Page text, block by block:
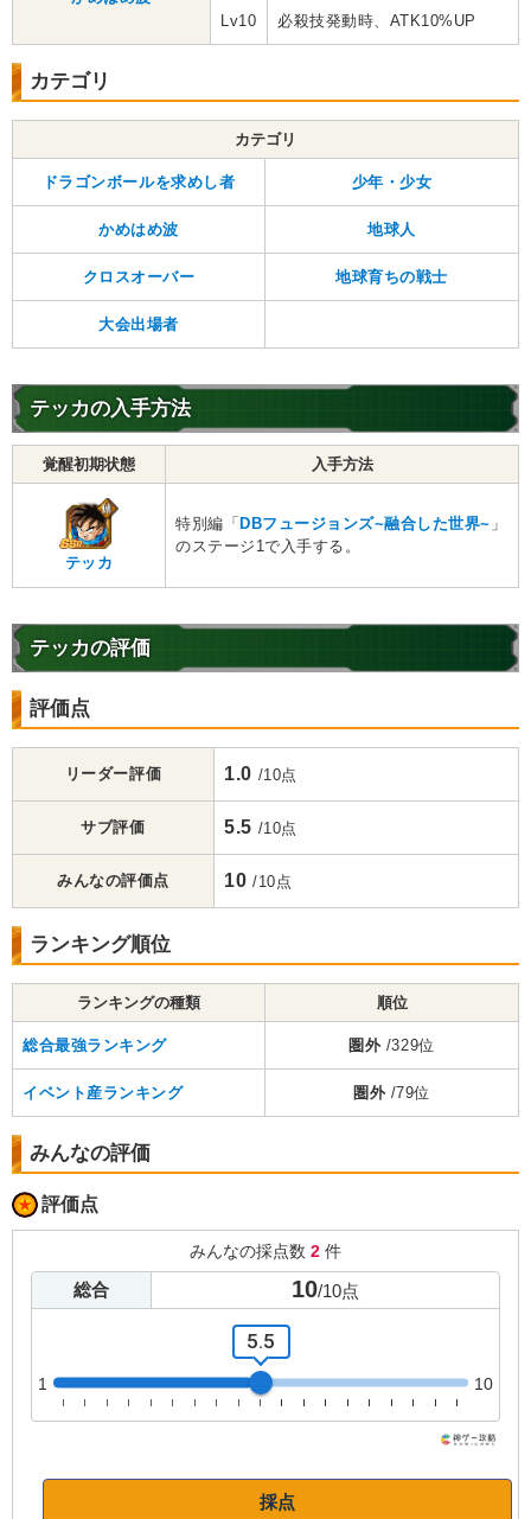
Lv10
必殺技発動時、ATK10%UP
カテゴリ
カテゴリ
ドラゴンボールを求めし者 少年・少女
かめはめ波 地球人
クロスオーバー 地球育ちの戦士
大会出場者
テッカの入手方法
覚醒初期状態 入手方法
テッカ
特別編「DBフュージョンズ~融合した世界~ 」
のステージ1で入手する。
テッカの評価
評価点
リーダー評価 1.0 /10点
サブ評価 5.5 /10点
みんなの評価点 10 /10点
ランキング順位
ランキングの種類 順位
総合最強ランキング 圏外 /329位
イベント産ランキング 圏外 /79位
みんなの評価
評価点
みんなの採点数 2 件
総合 10/10点
1
5.5
10
採点